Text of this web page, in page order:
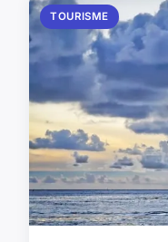
TOURISME